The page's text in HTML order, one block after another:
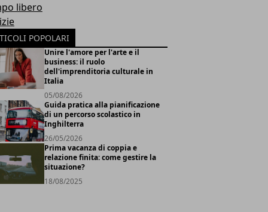
libero
POPOLARI
Unire l'amore per l'arte e il
business: il ruolo
dell'imprenditoria culturale in
Italia
05/08/2026
Guida pratica alla pianificazione
di un percorso scolastico in
Inghilterra
26/05/2026
Prima vacanza di coppia e
relazione finita: come gestire la
situazione?
18/08/2025